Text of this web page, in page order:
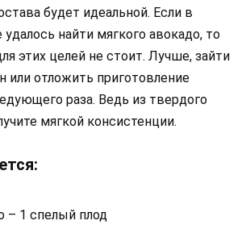
будет идеальной. Если в
найти мягкого авокадо, то
этих целей не стоит. Лучше, зайти
или отложить приготовление
раза. Ведь из твердого
мягкой консистенции.
– 1 спелый плод